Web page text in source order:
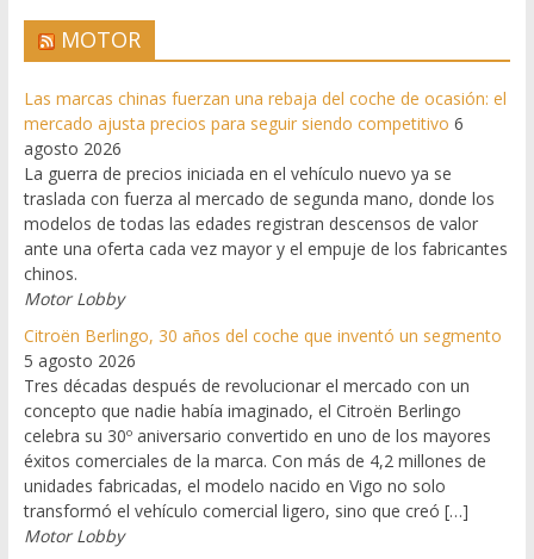
MOTOR
Las marcas chinas fuerzan una rebaja del coche de ocasión: el
mercado ajusta precios para seguir siendo competitivo 6
agosto 2026
La guerra de precios iniciada en el vehículo nuevo ya se
traslada con fuerza al mercado de segunda mano, donde los
modelos de todas las edades registran descensos de valor
ante una oferta cada vez mayor y el empuje de los fabricantes
chinos.
Motor Lobby
Citroën Berlingo, 30 años del coche que inventó un segmento
5 agosto 2026
Tres décadas después de revolucionar el mercado con un
concepto que nadie había imaginado, el Citroën Berlingo
celebra su 30º aniversario convertido en uno de los mayores
éxitos comerciales de la marca. Con más de 4,2 millones de
unidades fabricadas, el modelo nacido en Vigo no solo
transformó el vehículo comercial ligero, sino que creó […]
Motor Lobby